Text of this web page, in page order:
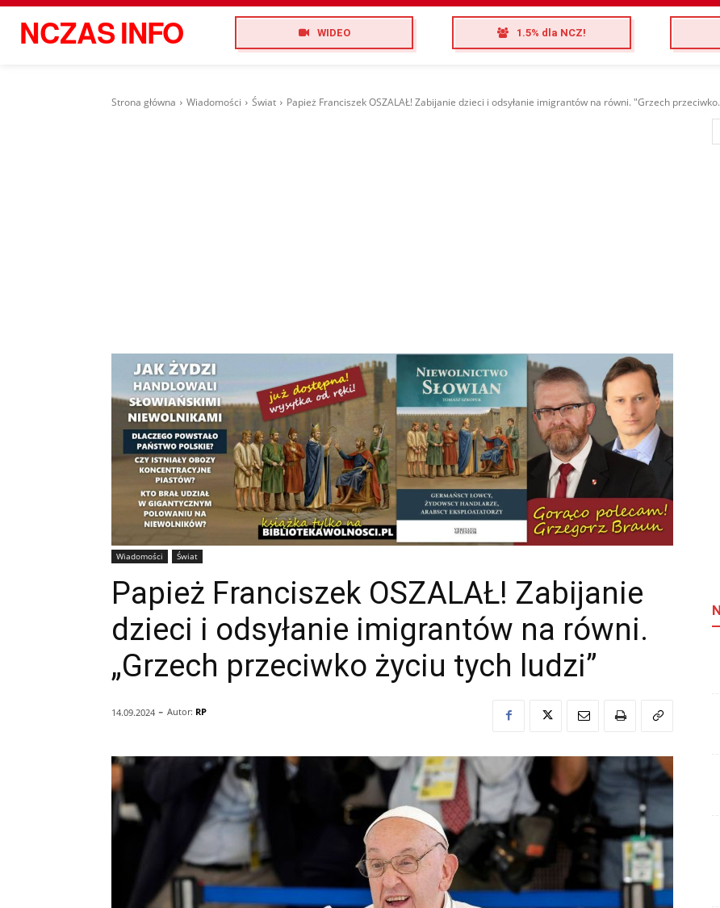
NCZASINFO WIDEO 1.5% dla NCZ!
Strona główna Wiadomości Świat Papież Franciszek OSZALAŁ! Zabijanie dzieci i odsyłanie imigrantów na równi. "Grzech
Wiadomości Świat
Papież Franciszek OSZALAŁ! Zabijanie
dzieci i odsyłanie imigrantów na równi.
„Grzech przeciwko życiu tych ludzi”
14.09.2024 - Autor: RP